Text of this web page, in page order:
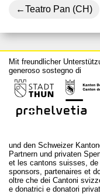
Navigation
de
l’article
Teatro Pan (CH)
Mit freundlicher
generoso sostegno di
und den Schweizer
Partnern und privaten
et les cantons suisses,
sponsors, partenaires et
oltre che dei Cantoni
e donatrici e donatori